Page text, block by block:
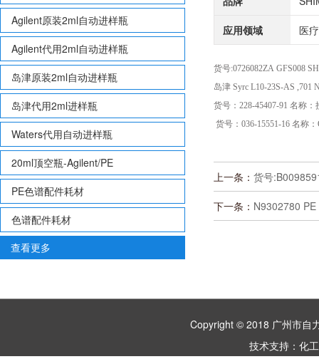
Agilent原装2ml自动进样瓶
Agilent代用2ml自动进样瓶
岛津原装2ml自动进样瓶
岛津代用2ml进样瓶
Waters代用自动进样瓶
20ml顶空瓶-Agilent/PE
PE色谱配件耗材
色谱配件耗材
查看更多
应用领域 医
货号:0726082ZA GFS008
岛津 Syrc L10-23S-AS ,701
货号：228-45407-91 名称：
货号：036-15551-16 名称：
上一条： 货号
下一条： N9302780 PE
Copyright © 2018 广州市
技术支持： 化